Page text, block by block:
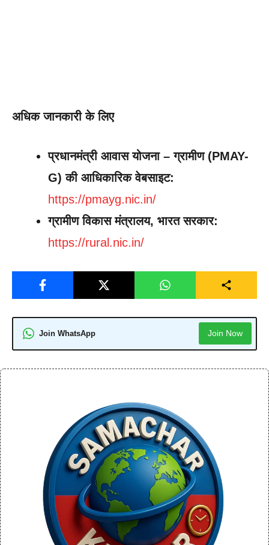
अधिक जानकारी के लिए
प्रधानमंत्री आवास योजना – ग्रामीण (PMAY-
G) की आधिकारिक वेबसाइट:
https://pmayg.nic.in/
ग्रामीण विकास मंत्रालय, भारत सरकार:
https://rural.nic.in/
Join WhatsApp Join Now